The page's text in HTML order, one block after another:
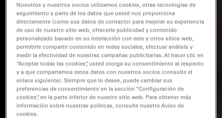
Nosotros y nuestros socios utilizamos cookies, otras tecnologías de
seguimiento y parte de los datos que usted nos proporciona
directamente (como sus datos de contacto) para mejorar su experiencia
de uso de nuestro sitio web, ofrecerle publicidad y contenido
personalizado basado en su interacción con este y otros sitios web,
permitirle compartir contenido en redes sociales, efectuar análisis y
medir la efectividad de nuestras campañas publicitarias. Al hacer clic en
“Aceptar todas las cookies”, usted otorga su consentimiento al respecto
y a que compartamos estos datos con nuestros socios (consulte el
enlace siguiente). Siempre que lo desee, puede cambiar sus
preferencias de consentimiento en la sección “Configuración de
cookies”, en la parte inferior de nuestro sitio web. Para obtener más
información sobre nuestras políticas, consulte nuestro Aviso de
cookies.